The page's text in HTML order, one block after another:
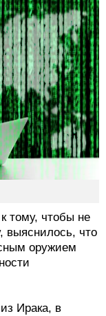
тому, чтобы не
выяснилось, что
оружием
Ирака, в